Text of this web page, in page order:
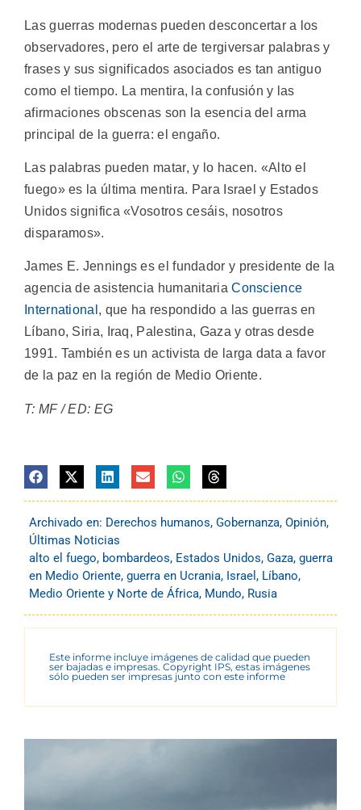
Las guerras modernas pueden desconcertar a los
observadores, pero el arte de tergiversar palabras y
frases y sus significados asociados es tan antiguo
como el tiempo. La mentira, la confusión y las
afirmaciones obscenas son la esencia del arma
principal de la guerra: el engaño.
Las palabras pueden matar, y lo hacen. «Alto el
fuego» es la última mentira. Para Israel y Estados
Unidos significa «Vosotros cesáis, nosotros
disparamos».
James E. Jennings es el fundador y presidente de la
agencia de asistencia humanitariaConscience
International , que ha respondido a las guerras en
Líbano, Siria, Iraq, Palestina, Gaza y otras desde
1991. También es un activista de larga data a favor
de la paz en la región de Medio Oriente.
T: MF / ED: EG
Archivado en: Derechos humanos, Gobernanza, Opinión,
Últimas Noticias
alto el fuego, bombardeos, Estados Unidos, Gaza, guerra
en Medio Oriente, guerra en Ucrania, Israel , Líbano,
Medio Oriente y Norte de África, Mundo, Rusia
Este informe incluye imágenes de calidad que pueden
ser bajadas e impresas. Copyright IPS, estas imágenes
sólo pueden ser impresas junto con este informe